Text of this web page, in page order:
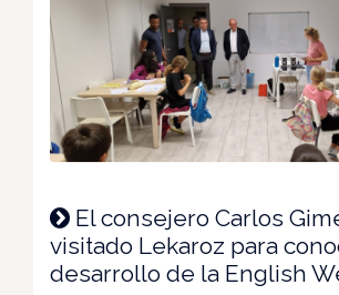
El consejero Carlos
visitado Lekaroz para
desarrollo de la English